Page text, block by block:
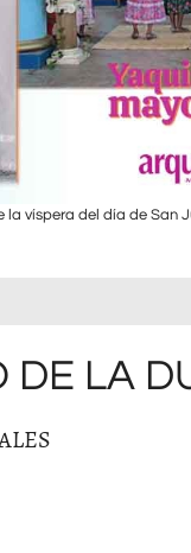
la víspera del día de San
DE LA